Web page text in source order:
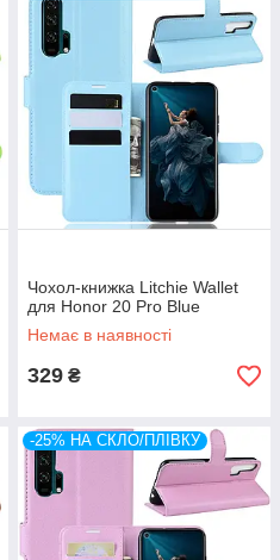
Чохол-книжка Litchie Wallet
для Honor 20 Pro Blue
Немає в наявності
329 ₴
-25% НА СКЛО/ПЛІВКУ